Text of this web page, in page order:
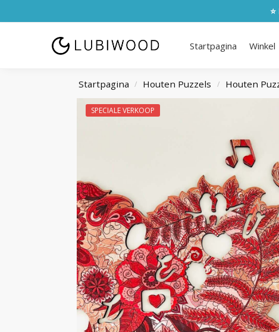
Startpagina Winkel
Startpagina / Houten Puzzels / Houten
SPECIALE VERKOOP